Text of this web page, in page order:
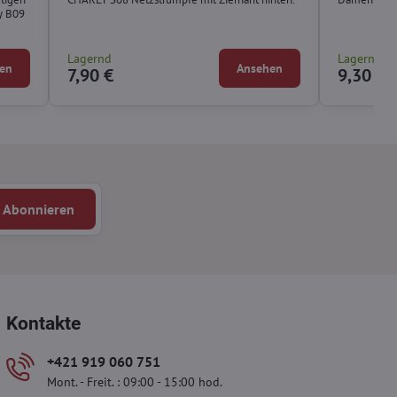
B09
Lagernd
7,90 € Ansehen
Lagernd
9,30 €
Abonnieren
Kontakte
+421 919 060 751
Mont. - Freit. : 09:00 - 15:00 hod.